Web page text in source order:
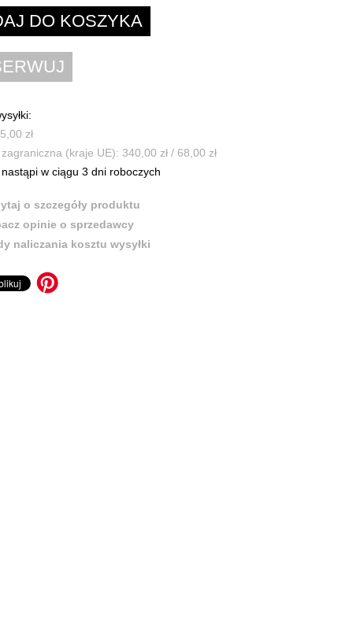
zł
zagraniczna (kraje UE): 340,00 zł / 68,00 zł
nastąpi w ciągu 3 dni roboczych
o szczegóły produktu
opinie o sprzedawcy
naliczania kosztu wysyłki